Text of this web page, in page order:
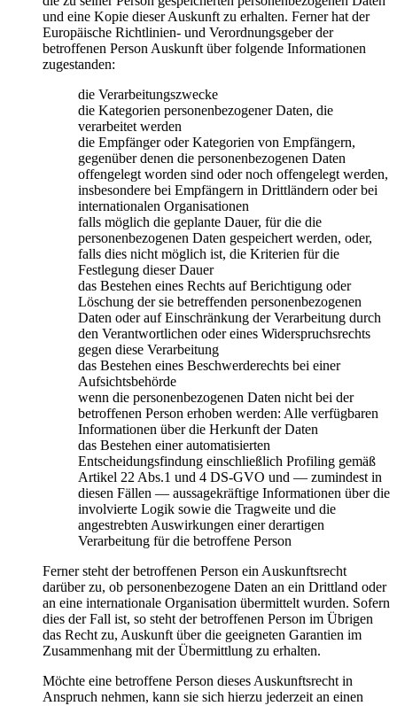
und eine Kopie dieser Auskunft zu erhalten. Ferner hat der
Europäische Richtlinien- und Verordnungsgeber der
betroffenen Person Auskunft über folgende Informationen
zugestanden:
die Verarbeitungszwecke
die Kategorien personenbezogener Daten, die
verarbeitet werden
die Empfänger oder Kategorien von Empfängern,
gegenüber denen die personenbezogenen Daten
offengelegt worden sind oder noch offengelegt werden,
insbesondere bei Empfängern in Drittländern oder bei
internationalen Organisationen
falls möglich die geplante Dauer, für die die
personenbezogenen Daten gespeichert werden, oder,
falls dies nicht möglich ist, die Kriterien für die
Festlegung dieser Dauer
das Bestehen eines Rechts auf Berichtigung oder
Löschung der sie betreffenden personenbezogenen
Daten oder auf Einschränkung der Verarbeitung durch
den Verantwortlichen oder eines Widerspruchsrechts
gegen diese Verarbeitung
das Bestehen eines Beschwerderechts bei einer
Aufsichtsbehörde
wenn die personenbezogenen Daten nicht bei der
betroffenen Person erhoben werden: Alle verfügbaren
Informationen über die Herkunft der Daten
das Bestehen einer automatisierten
Entscheidungsfindung einschließlich Profiling gemäß
Artikel 22 Abs.1 und 4 DS-GVO und — zumindest in
diesen Fällen — aussagekräftige Informationen über die
involvierte Logik sowie die Tragweite und die
angestrebten Auswirkungen einer derartigen
Verarbeitung für die betroffene Person
Ferner steht der betroffenen Person ein Auskunftsrecht
darüber zu, ob personenbezogene Daten an ein Drittland oder
an eine internationale Organisation übermittelt wurden. Sofern
dies der Fall ist, so steht der betroffenen Person im Übrigen
das Recht zu, Auskunft über die geeigneten Garantien im
Zusammenhang mit der Übermittlung zu erhalten.
Möchte eine betroffene Person dieses Auskunftsrecht in
Anspruch nehmen, kann sie sich hierzu jederzeit an einen